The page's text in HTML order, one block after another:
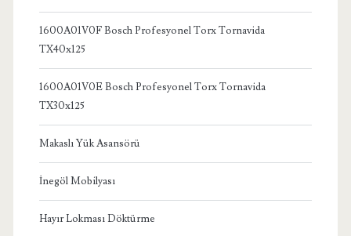
1600A01V0F Bosch Profesyonel Torx Tornavida
TX40x125
1600A01V0E Bosch Profesyonel Torx Tornavida
TX30x125
Makaslı Yük Asansörü
İnegöl Mobilyası
Hayır Lokması Döktürme